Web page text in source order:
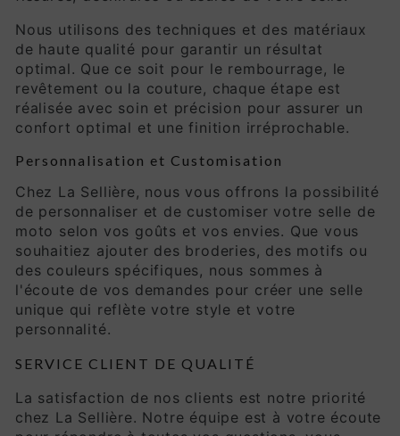
Nous utilisons des techniques et des matériaux
de haute qualité pour garantir un résultat
optimal. Que ce soit pour le rembourrage, le
revêtement ou la couture, chaque étape est
réalisée avec soin et précision pour assurer un
confort optimal et une finition irréprochable.
Personnalisation et Customisation
Chez La Sellière, nous vous offrons la possibilité
de personnaliser et de customiser votre selle de
moto selon vos goûts et vos envies. Que vous
souhaitiez ajouter des broderies, des motifs ou
des couleurs spécifiques, nous sommes à
l'écoute de vos demandes pour créer une selle
unique qui reflète votre style et votre
personnalité.
SERVICE CLIENT DE QUALITÉ
La satisfaction de nos clients est notre priorité
chez La Sellière. Notre équipe est à votre écoute